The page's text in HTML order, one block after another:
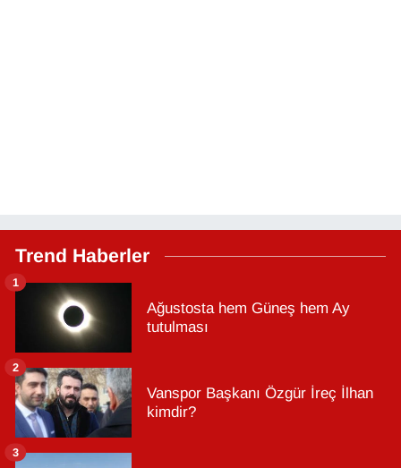
Trend Haberler
Ağustosta hem Güneş hem Ay
tutulması
1
Vanspor Başkanı Özgür İreç İlhan
kimdir?
2
3